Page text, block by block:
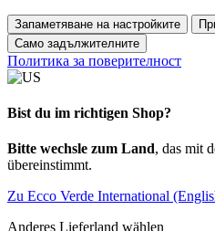
Запаметяване на настройките
Само задължителните
Политика за поверителност
Bist du im richtigen Shop?
Bitte wechsle zum Land, das mit
übereinstimmt.
Zu Ecco Verde International
Anderes Lieferland wählen